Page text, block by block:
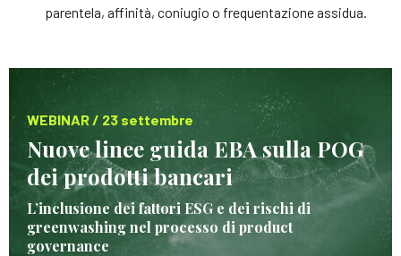
parentela, affinità, coniugio o frequentazione assidua.
WEBINAR / 23 settembre
Nuove linee guida EBA sulla POG
dei prodotti bancari
L’inclusione dei fattori ESG e dei rischi di
greenwashing nel processo di product
governance